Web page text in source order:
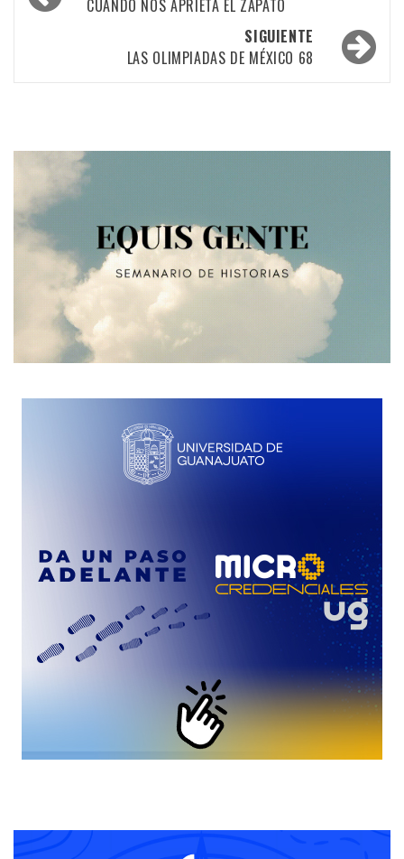
por
CUANDO NOS APRIETA EL ZAPATO
SIGUIENTE
LAS OLIMPIADAS DE MÉXICO 68